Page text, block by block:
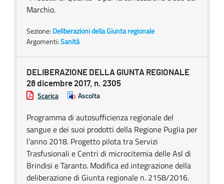
Marchio.
Sezione: Deliberazioni della Giunta regionale
Argomenti:Sanità
DELIBERAZIONE DELLA GIUNTA REGIONALE
28 dicembre 2017, n. 2305
Scarica Ascolta
Programma di autosufficienza regionale del
sangue e dei suoi prodotti della Regione Puglia per
l’anno 2018. Progetto pilota tra Servizi
Trasfusionali e Centri di microcitemia delle Asl di
Brindisi e Taranto. Modifica ed integrazione della
deliberazione di Giunta regionale n. 2158/2016.